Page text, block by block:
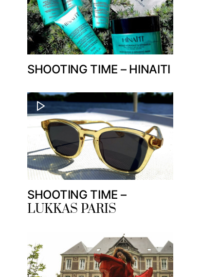
SHOOTING TIME – HINAITI
SHOOTING TIME –
LUKKAS PARIS